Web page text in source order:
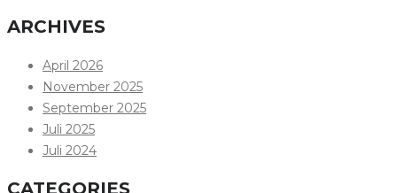
ARCHIVES
April 2026
November 2025
September 2025
Juli 2025
Juli 2024